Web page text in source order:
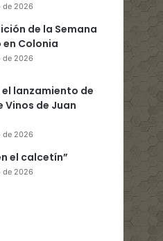
de 2026
de la Semana
en Colonia
de 2026
el lanzamiento de
Vinos de Juan
de 2026
el calcetín”
de 2026